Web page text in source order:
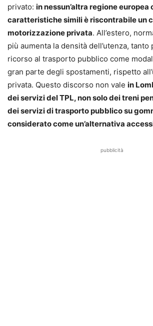
privato: in nessun’altra regione europea
caratteristiche simili è riscontrabile un
motorizzazione privata. All’estero,
più aumenta la densità dell’utenza, tanto
ricorso al trasporto pubblico come
gran parte degli spostamenti, rispetto
privata. Questo discorso non vale in
dei servizi del TPL, non solo dei treni
dei servizi di trasporto pubblico su
considerato come un’alternativa
pubblicità